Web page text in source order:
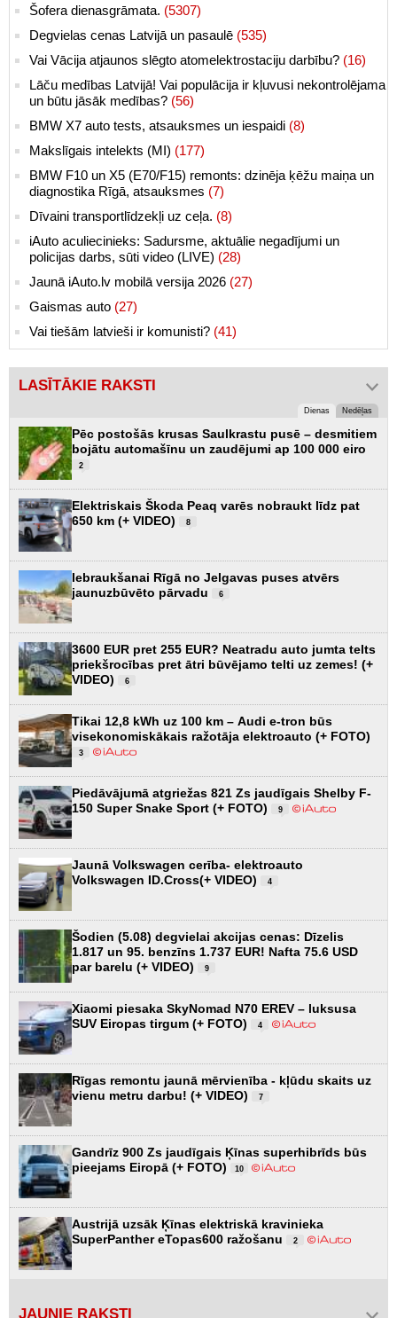
Šofera dienasgrāmata. (5307)
Degvielas cenas Latvijā un pasaulē (535)
Vai Vācija atjaunos slēgto atomelektrostaciju darbību? (16)
Lāču medības Latvijā! Vai populācija ir kļuvusi nekontrolējama
un būtu jāsāk medības? (56)
BMW X7 auto tests, atsauksmes un iespaidi (8)
Makslīgais intelekts (MI) (177)
BMW F10 un X5 (E70/F15) remonts: dzinēja ķēžu maiņa un
diagnostika Rīgā, atsauksmes (7)
Dīvaini transportlīdzekļi uz ceļa. (8)
iAuto aculiecinieks: Sadursme, aktuālie negadījumi un
policijas darbs, sūti video (LIVE) (28)
Jaunā iAuto.lv mobilā versija 2026 (27)
Gaismas auto (27)
Vai tiešām latvieši ir komunisti? (41)
LASĪTĀKIE RAKSTI
Dienas Nedēļas
Pēc postošās krusas Saulkrastu pusē – desmitiem
bojātu automašīnu un zaudējumi ap 100 000 eiro
2
Elektriskais Škoda Peaq varēs nobraukt līdz pat
650 km (+ VIDEO)
8
Iebraukšanai Rīgā no Jelgavas puses atvērs
jaunuzbūvēto pārvadu
6
3600 EUR pret 255 EUR? Neatradu auto jumta telts
priekšrocības pret ātri būvējamo telti uz zemes! (+
VIDEO)
6
Tikai 12,8 kWh uz 100 km – Audi e-tron būs
visekonomiskākais ražotāja elektroauto (+ FOTO)
3
Piedāvājumā atgriežas 821 Zs jaudīgais Shelby F-
150 Super Snake Sport (+ FOTO)
9
Jaunā Volkswagen cerība- elektroauto
Volkswagen ID.Cross(+ VIDEO)
4
Šodien (5.08) degvielai akcijas cenas: Dīzelis
1.817 un 95. benzīns 1.737 EUR! Nafta 75.6 USD
par barelu (+ VIDEO)
9
Xiaomi piesaka SkyNomad N70 EREV – luksusa
SUV Eiropas tirgum (+ FOTO)
4
Rīgas remontu jaunā mērvienība - kļūdu skaits uz
vienu metru darbu! (+ VIDEO)
7
Gandrīz 900 Zs jaudīgais Ķīnas superhibrīds būs
pieejams Eiropā (+ FOTO)
10
Austrijā uzsāk Ķīnas elektriskā kravinieka
SuperPanther eTopas600 ražošanu
2
JAUNIE RAKSTI